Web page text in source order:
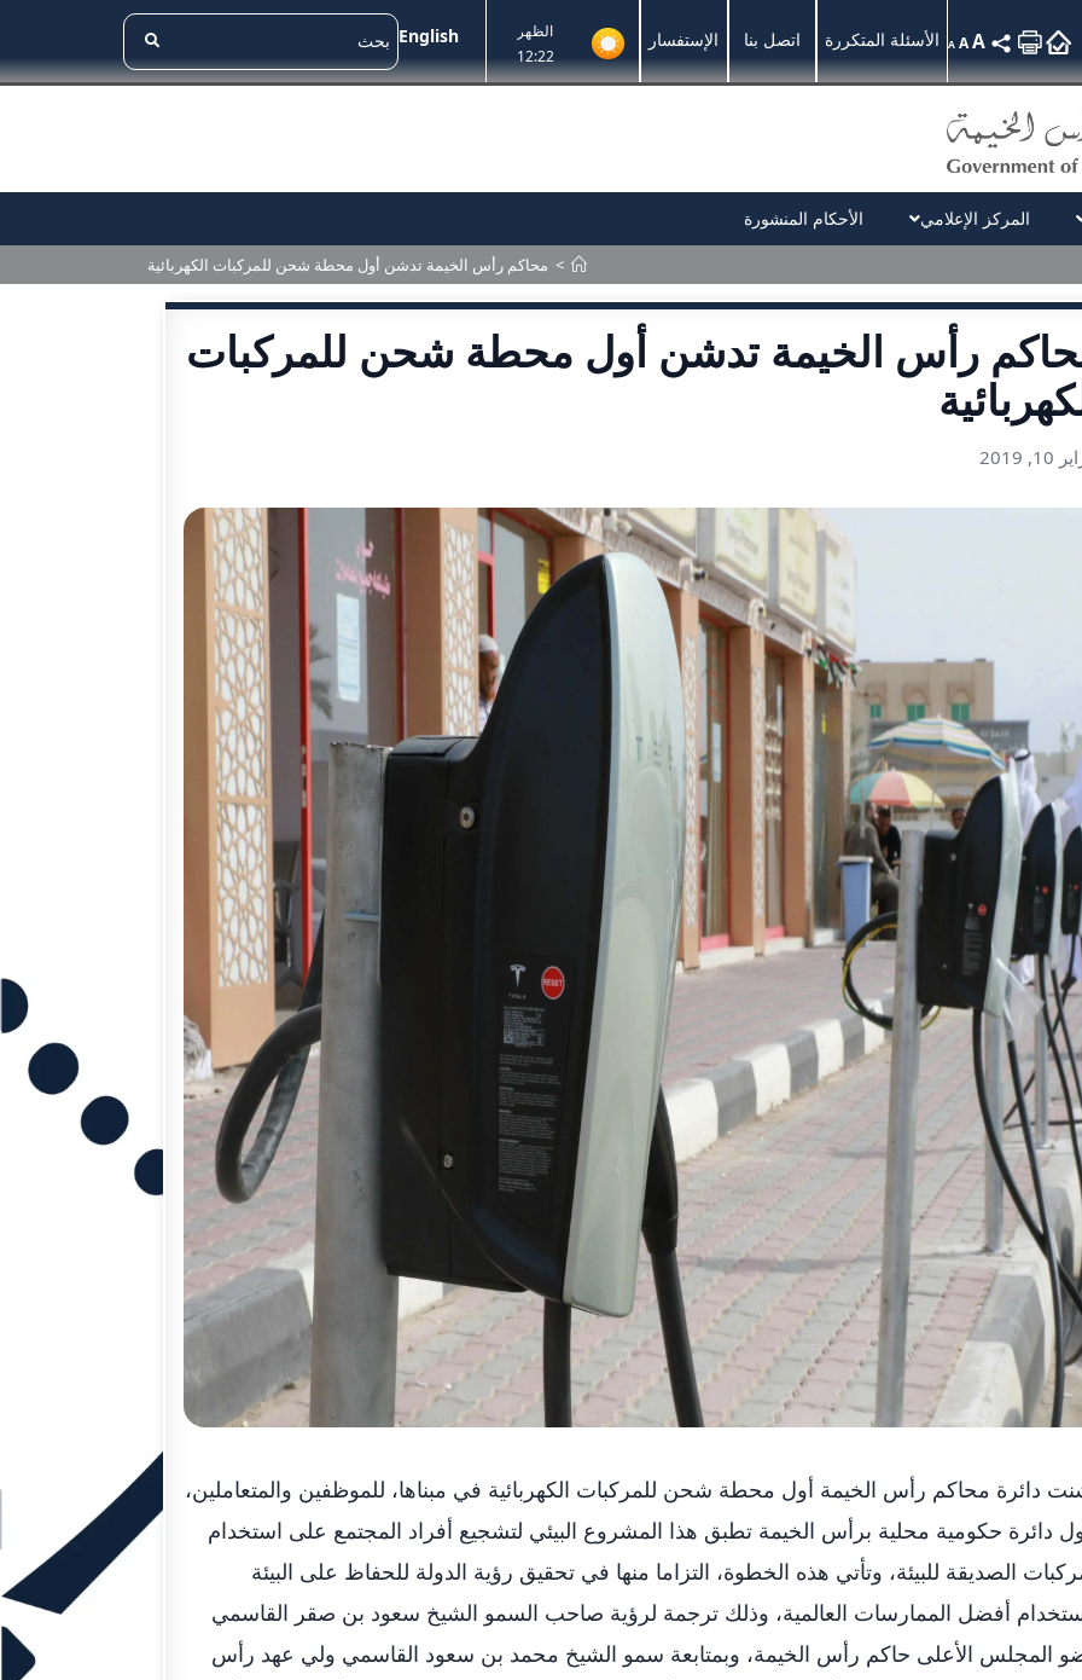
English
الظهر
12:22
الإستفسار اتصل بنا الأسئلة المتكررة A AA
المركز الإعلامي الأحكام المنشورة
> محاكم رأس الخيمة تدشن أول محطة شحن للمركبات الكهربائية
رأس الخيمة تدشن أول محطة شحن للمركبات
2019
دائرة محاكم رأس الخيمة أول محطة شحن للمركبات الكهربائية في مبناها، للموظفين والمتعاملين،
دائرة حكومية محلية برأس الخيمة تطبق هذا المشروع البيئي لتشجيع أفراد المجتمع على استخدام
الصديقة للبيئة، وتأتي هذه الخطوة، التزاما منها في تحقيق رؤية الدولة للحفاظ على البيئة
أفضل الممارسات العالمية، وذلك ترجمة لرؤية صاحب السمو الشيخ سعود بن صقر القاسمي
المجلس الأعلى حاكم رأس الخيمة، وبمتابعة سمو الشيخ محمد بن سعود القاسمي ولي عهد رأس